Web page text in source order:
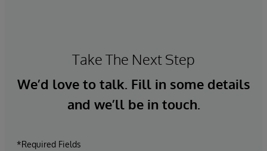
Take The Next Step
We’d love to talk. Fill in some details
and we’ll be in touch.
*Required Fields